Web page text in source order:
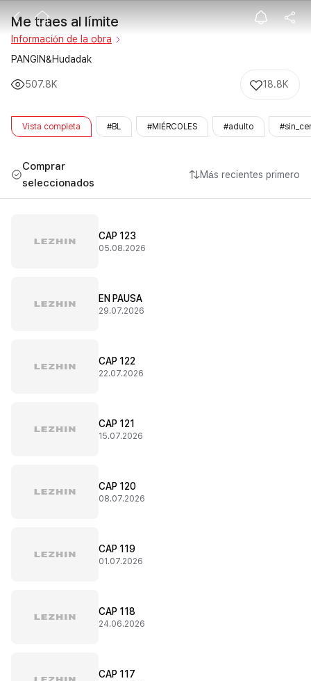
Me traes al
Me traes al límite
Información de la obra
PANGIN&Hudadak
507.8K 18.8K
Vista completa #BL #MIÉRCOLES #adulto
Comprar
seleccionados
Más recientes primero
CAP 123
05.08.2026
EN PAUSA
29.07.2026
CAP 122
22.07.2026
CAP 121
15.07.2026
CAP 120
08.07.2026
CAP 119
01.07.2026
CAP 118
24.06.2026
CAP 117